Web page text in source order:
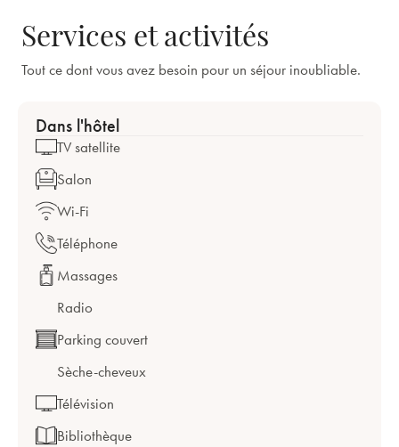
Services et activités
Tout ce dont vous avez besoin pour un séjour inoubliable.
Dans l'hôtel
TV satellite
Salon
Wi-Fi
Téléphone
Massages
Radio
Parking couvert
Sèche-cheveux
Télévision
Bibliothèque